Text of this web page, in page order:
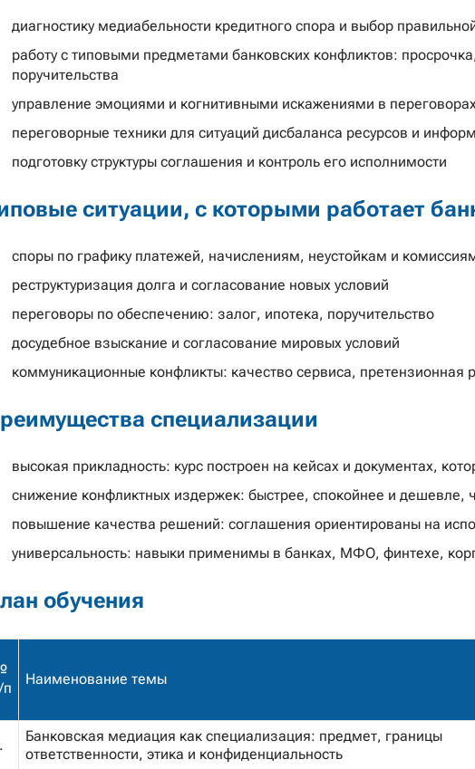
диагностику медиабельности кредитного спора и выбор
работу с типовыми предметами банковских конфликтов:
поручительства
управление эмоциями и когнитивными искажениями в
переговорные техники для ситуаций дисбаланса ресурсов и
подготовку структуры соглашения и контроль его исполнимости
ситуации, с которыми работает
споры по графику платежей, начислениям, неустойкам и
реструктуризация долга и согласование новых условий
переговоры по обеспечению: залог, ипотека, поручительство
досудебное взыскание и согласование мировых условий
коммуникационные конфликты: качество сервиса, претензионная
специализации
высокая прикладность: курс построен на кейсах и документах,
снижение конфликтных издержек: быстрее, спокойнее и дешевле,
повышение качества решений: соглашения ориентированы на
универсальность: навыки применимы в банках, МФО, финтехе,
обучения
п
Наименование темы
Банковская медиация как специализация: предмет, границы
ответственности, этика и конфиденциальность